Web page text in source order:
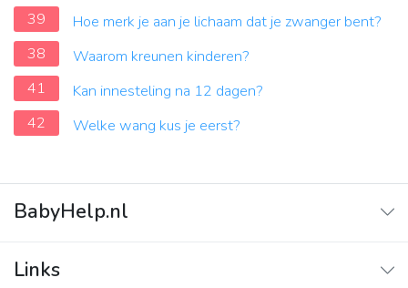
39
Hoe merk je aan je lichaam dat je zwanger bent?
38
Waarom kreunen kinderen?
41
Kan innesteling na 12 dagen?
42
Welke wang kus je eerst?
BabyHelp.nl
Vraag & Antwoord
Links